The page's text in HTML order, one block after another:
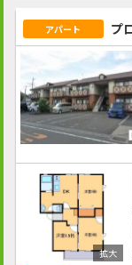
アパート プ